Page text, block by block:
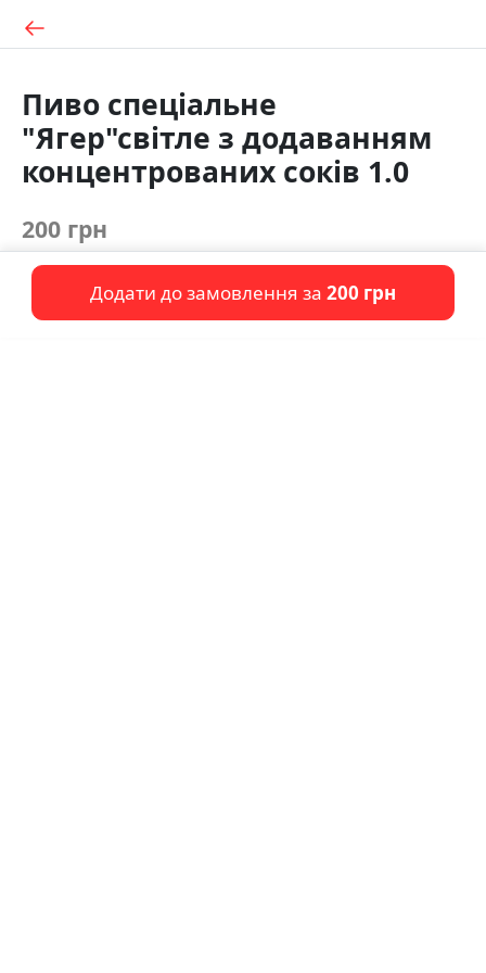
Пиво спеціальне
"Ягер"світле з додаванням
концентрованих соків 1.0
200 грн
Додати до замовлення за 200 грн